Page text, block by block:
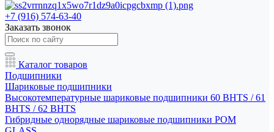
+7 (916) 574-63-40
Заказать звонок
Каталог товаров
Подшипники
Шариковые подшипники
Высокотемпературные шариковые подшипники 60 BHTS / 61
BHTS / 62 BHTS
Гибридные однорядные шариковые подшипники POM